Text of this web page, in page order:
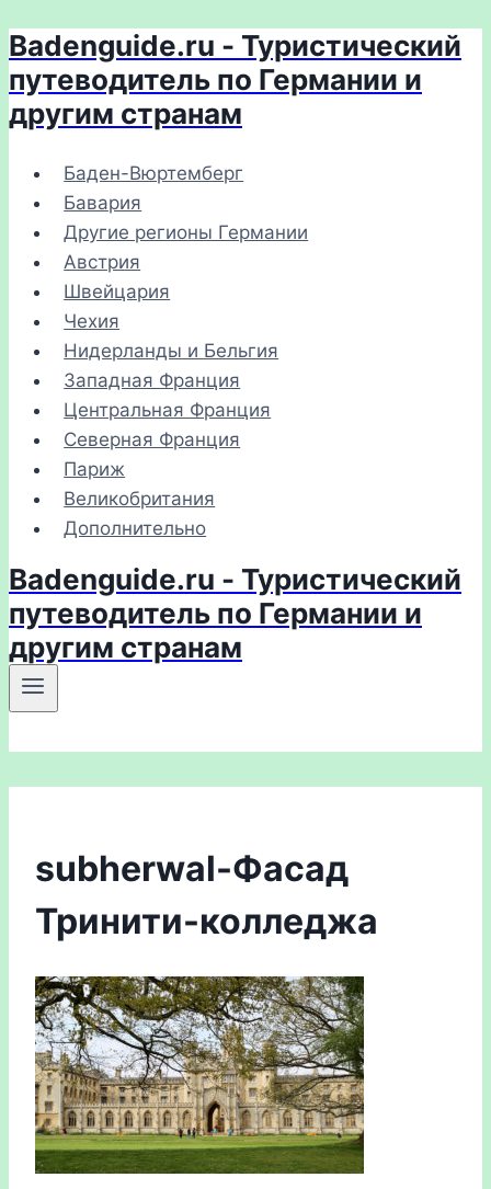
Перейти
к
содержимому
Badenguide.ru - Туристический
путеводитель по Германии и
другим странам
Баден-Вюртемберг
Бавария
Другие регионы Германии
Австрия
Швейцария
Чехия
Нидерланды и Бельгия
Западная Франция
Центральная Франция
Северная Франция
Париж
Великобритания
Дополнительно
Badenguide.ru - Туристический
путеводитель по Германии и
другим странам
subherwal-Фасад
Тринити-колледжа